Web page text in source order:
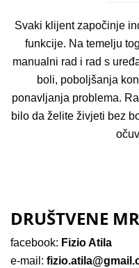
Svaki klijent započinje
funkcije. Na temelju
manualni rad i rad s
boli, poboljšanja
ponavljanja problema.
bilo da želite živjeti bez
DRUŠTVENE
facebook: Fizio Atila
e-mail: